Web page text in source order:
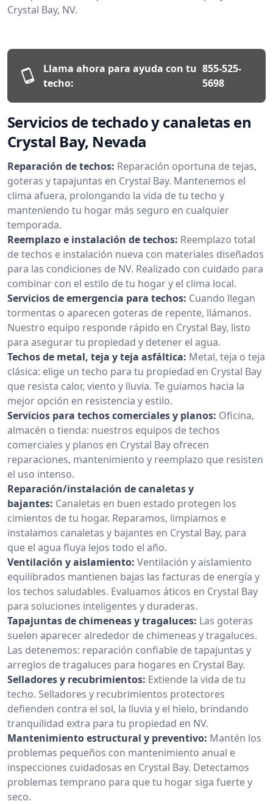
Crystal Bay, NV.
Llama ahora para ayuda con tu
techo:
855-525-
5698
Servicios de techado y canaletas en
Crystal Bay, Nevada
Reparación de techos: Reparación oportuna de tejas,
goteras y tapajuntas en Crystal Bay. Mantenemos el
clima afuera, prolongando la vida de tu techo y
manteniendo tu hogar más seguro en cualquier
temporada.
Reemplazo e instalación de techos: Reemplazo total
de techos e instalación nueva con materiales diseñados
para las condiciones de NV. Realizado con cuidado para
combinar con el estilo de tu hogar y el clima local.
Servicios de emergencia para techos: Cuando llegan
tormentas o aparecen goteras de repente, llámanos.
Nuestro equipo responde rápido en Crystal Bay, listo
para asegurar tu propiedad y detener el agua.
Techos de metal, teja y teja asfáltica: Metal, teja o teja
clásica: elige un techo para tu propiedad en Crystal Bay
que resista calor, viento y lluvia. Te guiamos hacia la
mejor opción en resistencia y estilo.
Servicios para techos comerciales y planos: Oficina,
almacén o tienda: nuestros equipos de techos
comerciales y planos en Crystal Bay ofrecen
reparaciones, mantenimiento y reemplazo que resisten
el uso intenso.
Reparación/instalación de canaletas y
bajantes: Canaletas en buen estado protegen los
cimientos de tu hogar. Reparamos, limpiamos e
instalamos canaletas y bajantes en Crystal Bay, para
que el agua fluya lejos todo el año.
Ventilación y aislamiento: Ventilación y aislamiento
equilibrados mantienen bajas las facturas de energía y
los techos saludables. Evaluamos áticos en Crystal Bay
para soluciones inteligentes y duraderas.
Tapajuntas de chimeneas y tragaluces: Las goteras
suelen aparecer alrededor de chimeneas y tragaluces.
Las detenemos: reparación confiable de tapajuntas y
arreglos de tragaluces para hogares en Crystal Bay.
Selladores y recubrimientos: Extiende la vida de tu
techo. Selladores y recubrimientos protectores
defienden contra el sol, la lluvia y el hielo, brindando
tranquilidad extra para tu propiedad en NV.
Mantenimiento estructural y preventivo: Mantén los
problemas pequeños con mantenimiento anual e
inspecciones cuidadosas en Crystal Bay. Detectamos
problemas temprano para que tu hogar siga fuerte y
seco.